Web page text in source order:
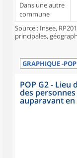
Dans une autre
commune
Source : Insee,
principales,
POP G2 -
des
auparavant en